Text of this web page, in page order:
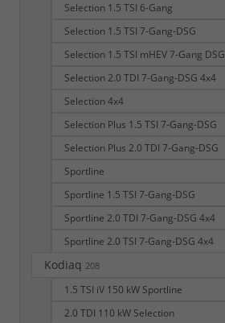
Selection 1.5 TSI 6-Gang
Selection 1.5 TSI 7-Gang-DSG
Selection 1.5 TSI mHEV 7-Gang DSG
Selection 2.0 TDI 7-Gang-DSG 4x4
Selection 4x4
Selection Plus 1.5 TSI 7-Gang-DSG
Selection Plus 2.0 TDI 7-Gang-DSG
Sportline
Sportline 1.5 TSI 7-Gang-DSG
Sportline 2.0 TDI 7-Gang-DSG 4x4
Sportline 2.0 TSI 7-Gang-DSG 4x4
Kodiaq 208
1.5 TSI iV 150 kW Sportline
2.0 TDI 110 kW Selection